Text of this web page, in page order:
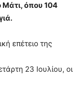
Μάτι, όπου 104
επέτειο της
23 Ιουλίου, οι